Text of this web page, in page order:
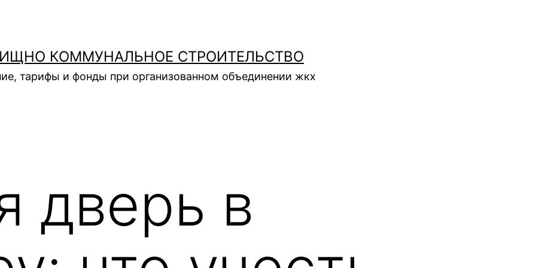
КОММУНАЛЬНОЕ СТРОИТЕЛЬСТВО
тарифы и фонды при организованном объединении жкх
дверь в